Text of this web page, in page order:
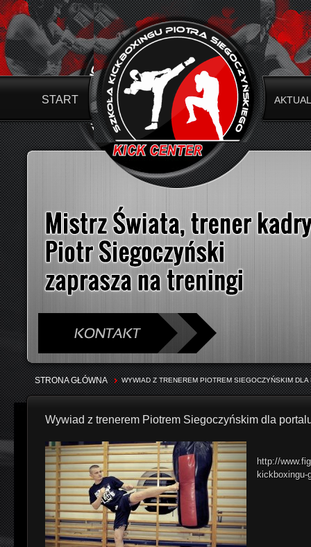
START
STRONA GŁÓWNA WYWIAD Z TRENEREM PIOTREM SIEGOCZYŃSKIM
Wywiad z trenerem Piotrem Siegoczyńskim dla
http://
kickboxingu-